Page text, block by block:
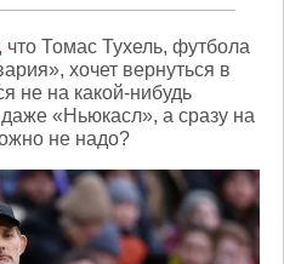
что Томас Тухель, футбола
хочет вернуться в
не на какой-нибудь
«Ньюкасл», а сразу на
не надо?